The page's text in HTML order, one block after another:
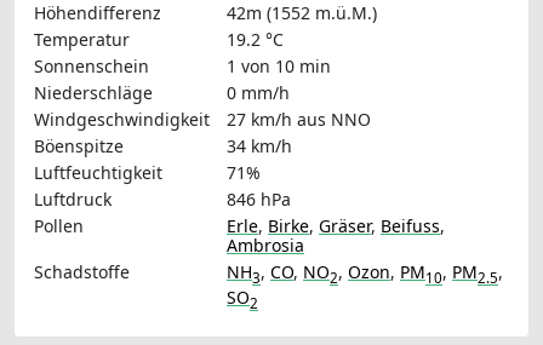
Höhendifferenz
42m (1552 m.ü.M.)
Temperatur
19.2 °C
Sonnenschein
1 von 10 min
Niederschläge
0 mm/h
Windgeschwindigkeit
27 km/h aus NNO
Böenspitze
34 km/h
Luftfeuchtigkeit
71%
Luftdruck
846 hPa
Pollen
Erle, Birke, Gräser, Beifuss,
Ambrosia
Schadstoffe
NH3, CO, NO2, Ozon, PM10, PM2.5,
SO2